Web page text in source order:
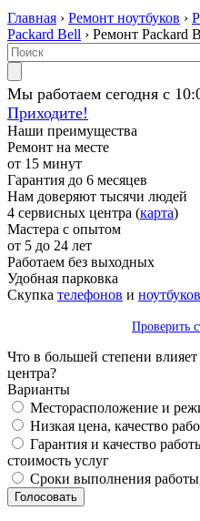
Главная › Ремонт ноутбуков ›
Packard Bell › Ремонт Packard
Мы работаем сегодня с
Приходите!
Наши преимущества
Ремонт на месте
от 15 минут
Гарантия до 6 месяцев
Нам доверяют тысячи людей
4 сервисных центра (карта)
Мастера с опытом
от 5 до 24 лет
Работаем без выходных
Удобная парковка
Скупка телефонов и ноутбуков
Проверить
Что в большей степени
центра?
Варианты
Месторасположение и
Низкая цена, качество
Гарантия и качество
стоимость услуг
Сроки выполнения работы,